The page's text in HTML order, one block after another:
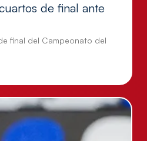
de final ante
final del Campeonato del